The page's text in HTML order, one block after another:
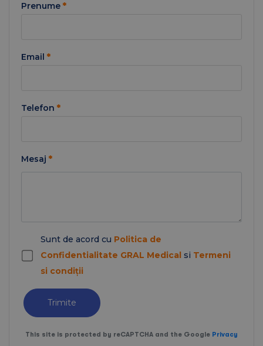
Prenume *
Email *
Telefon *
Mesaj *
Sunt de acord cu Politica de
Confidentialitate GRAL Medical si Termeni
si condiții
Trimite
This site is protected by reCAPTCHA and the Google Privacy